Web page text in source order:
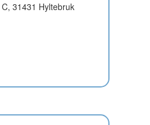
31431 Hyltebruk